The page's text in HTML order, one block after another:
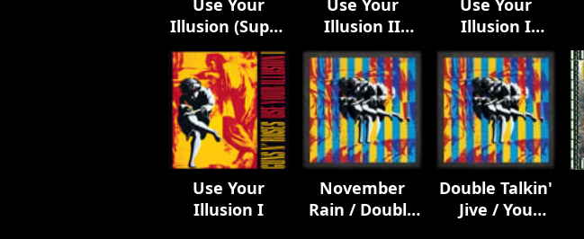
Illusion (Super
Deluxe)
Illusion II
(Deluxe
Edition)
Illusion I
(Deluxe
Edition)
Use Your
Illusion I
November
Rain / Double
Double Talkin'
Jive / You